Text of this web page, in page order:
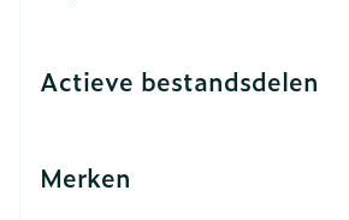
Actieve bestandsdelen
Merken